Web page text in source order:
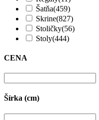
Šatňa(459)
Skrine(827)
Stoličky(56)
Stoly(444)
CENA
Šírka (cm)